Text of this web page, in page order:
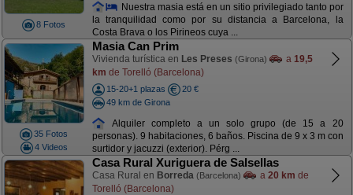
8 Fotos
Nuestra masia está en un sitio privilegiado tanto por
la tranquilidad como por su distancia a Barcelona, la
Costa Brava o los Pirineos cuya ...
35 Fotos
4 Videos
Masia Can Prim
Vivienda turística en Les Preses (Girona) a 19,5
km de Torelló (Barcelona)
15-20+1 plazas
20 €
49 km de Girona
Alquiler completo a un solo grupo (de 15 a 20
personas). 9 habitaciones, 6 baños. Piscina de 9 x 3 m con
surtidor y jacuzzi (exterior). Pérg ...
Casa Rural Xuriguera de Salsellas
Casa Rural en Borreda (Barcelona) a 20 km de
Torelló (Barcelona)